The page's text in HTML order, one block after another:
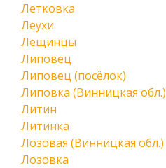
Летковка
Леухи
Лещинцы
Липовец
Липовец (посёлок)
Липовка (Винницкая обл.)
Литин
Литинка
Лозовая (Винницкая обл.)
Лозовка